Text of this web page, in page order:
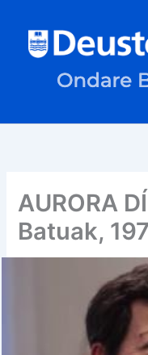
contenido
AURORA
Batuak,